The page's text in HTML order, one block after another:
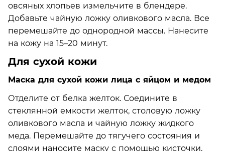
овсяных хлопьев измельчите в блендере.
Добавьте чайную ложку оливкового масла. Все
перемешайте до однородной массы. Нанесите
на кожу на 15–20 минут.
Для сухой кожи
Маска для сухой кожи лица с яйцом и медом
Отделите от белка желток. Соедините в
стеклянной емкости желток, столовую ложку
оливкового масла и чайную ложку жидкого
меда. Перемешайте до тягучего состояния и
слоями наносите маску с помощью кисточки.